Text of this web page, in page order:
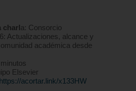
charla: Consorcio
Actualizaciones, alcance y
académica desde
Elsevier
https://acortar.link/x133HW